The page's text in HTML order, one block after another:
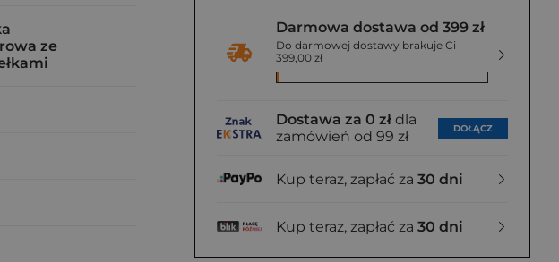
Darmowa dostawa od 399 zł
Do darmowej dostawy brakuje Ci
399,00 zł
Dostawa za 0 zł dla
zamówień od 99 zł
DOŁĄCZ
Kup teraz, zapłać za 30 dni
Kup teraz, zapłać za 30 dni
ze